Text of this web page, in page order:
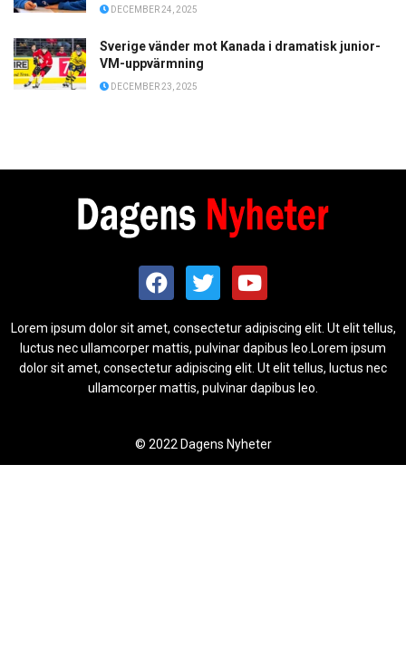
DECEMBER 24, 2025
Sverige vänder mot Kanada i dramatisk junior-
VM-uppvärmning
DECEMBER 23, 2025
Lorem ipsum dolor sit amet, consectetur adipiscing elit. Ut elit tellus,
luctus nec ullamcorper mattis, pulvinar dapibus leo.Lorem ipsum
dolor sit amet, consectetur adipiscing elit. Ut elit tellus, luctus nec
ullamcorper mattis, pulvinar dapibus leo.
© 2022 Dagens Nyheter